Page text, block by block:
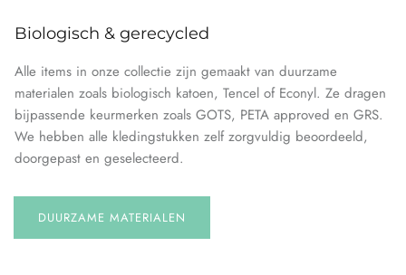
Biologisch & gerecycled
Alle items in onze collectie zijn gemaakt van duurzame
materialen zoals biologisch katoen, Tencel of Econyl. Ze dragen
bijpassende keurmerken zoals GOTS, PETA approved en GRS.
We hebben alle kledingstukken zelf zorgvuldig beoordeeld,
doorgepast en geselecteerd.
DUURZAME MATERIALEN